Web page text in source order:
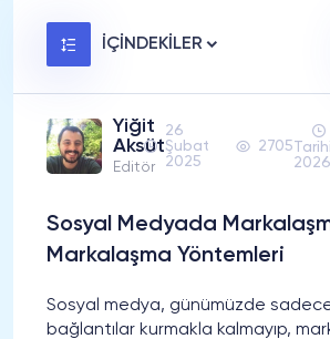
İÇİNDEKİLER
Yiğit
Aksüt
Editör
26
Şubat
2025
2705
2026
Sosyal Medyada
Markalaşma Yöntemleri
Sosyal medya, günümüzde
bağlantılar kurmakla kalmayıp,